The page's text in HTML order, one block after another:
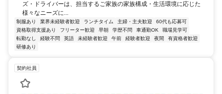
ズ・ドライバーは、担当するご家族の家族構成・生活環境に応じた
様々なニーズに...
制服あり 業界未経験者歓迎 ランチタイム 主婦・主夫歓迎
60代も応募可
資格取得支援あり
フリーター歓迎 早朝 学歴不問 車通勤OK
職場見学可
転勤なし
経験不問 英語 未経験者歓迎 午前 経験者歓迎 夜間
有資格者歓迎
研修あり
契約社員